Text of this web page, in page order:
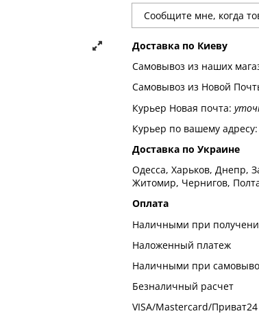
Доставка по Киеву
Самовывоз из наших
Самовывоз из Новой
Курьер Новая почта:
Курьер по вашему адресу:
Доставка по Украине
Одесса, Харьков, Днепр,
Житомир, Чернигов,
Оплата
Наличными при
Наложенный платеж
Наличными при
Безналичный расчет
VISA/Mastercard/Приват24